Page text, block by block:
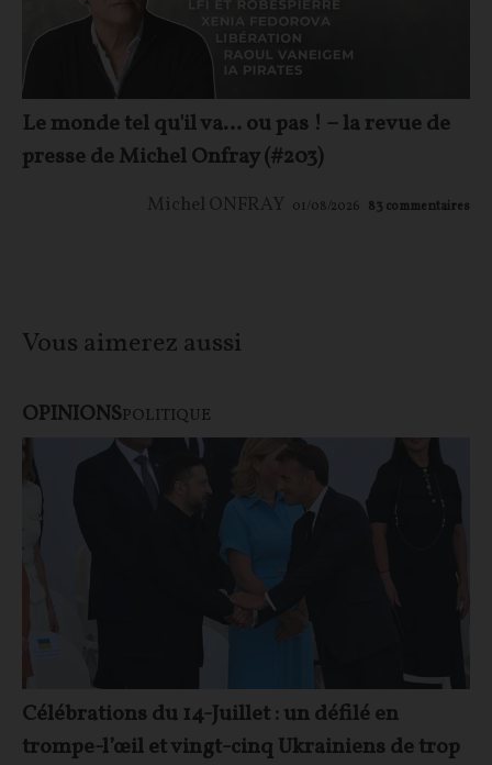
Le monde tel qu'il va… ou pas ! – la revue de
presse de Michel Onfray (#203)
Michel ONFRAY 01/08/2026 83 commentaires
Vous aimerez aussi
OPINIONSPOLITIQUE
Célébrations du 14-Juillet : un défilé en
trompe-l’œil et vingt-cinq Ukrainiens de trop